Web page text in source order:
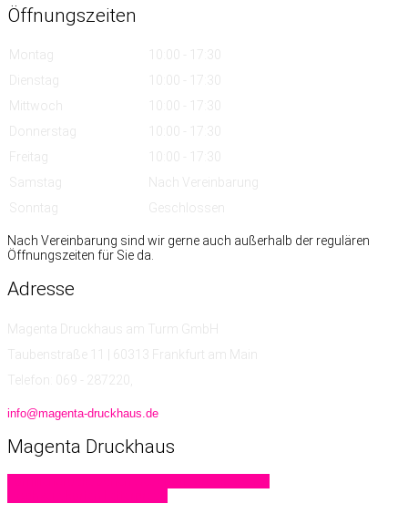
Öffnungszeiten
Montag
10:00 - 17:30
Dienstag
10:00 - 17:30
Mittwoch
10:00 - 17:30
Donnerstag
10:00 - 17:30
Freitag
10:00 - 17:30
Samstag
Nach Vereinbarung
Sonntag
Geschlossen
Nach Vereinbarung sind wir gerne auch außerhalb der regulären
Öffnungszeiten für Sie da.
Adresse
Magenta Druckhaus am Turm GmbH
Taubenstraße 11 | 60313 Frankfurt am Main
Telefon: 069 - 287220,
info@magenta-druckhaus.de
Magenta Druckhaus